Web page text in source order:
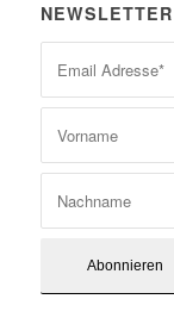
NEWSLETTER